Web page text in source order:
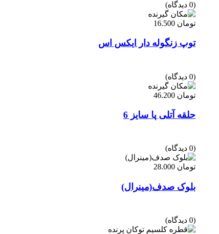
(0 دیدگاه)
تومان
توپ زنگوله دار ایکس اس
(0 دیدگاه)
تومان
حلقه آتلی پا سایز 6
(0 دیدگاه)
تومان
بلوک صدف(مینرال)
(0 دیدگاه)